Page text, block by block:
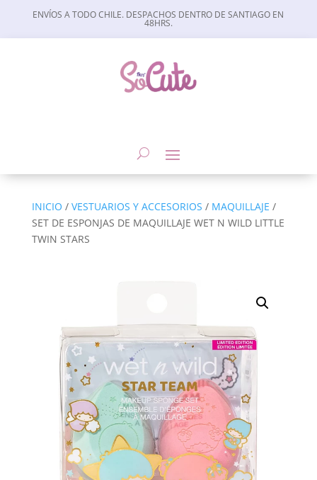
ENVÍOS A TODO CHILE. DESPACHOS DENTRO DE SANTIAGO EN
48HRS.
INICIO / VESTUARIOS Y ACCESORIOS / MAQUILLAJE /
SET DE ESPONJAS DE MAQUILLAJE WET N WILD LITTLE
TWIN STARS